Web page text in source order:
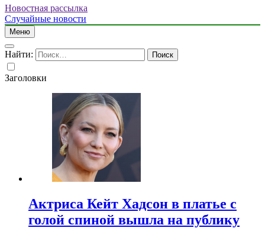
Новостная рассылка
Случайные новости
Меню
Найти:
Заголовки
Актриса Кейт Хадсон в платье с
голой спиной вышла на публику